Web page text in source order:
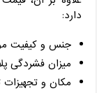
دارد:
جنس و کیفیت
میزان فشردگی
مکان و تجهیزات